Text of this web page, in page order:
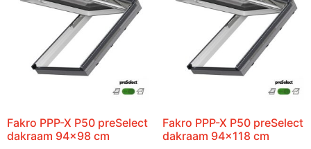
Fakro PPP-X P50 preSelect
dakraam 94×98 cm
Fakro PPP-X P50 preSelect
dakraam 94×118 cm